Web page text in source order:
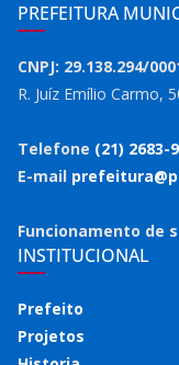
PREFEITURA
CNPJ: 29.138.294/
R. Juíz Emílio Carmo,
Telefone (21) 2683-
E-mail
Funcionamento de
INSTITUCIONAL
Prefeito
Projetos